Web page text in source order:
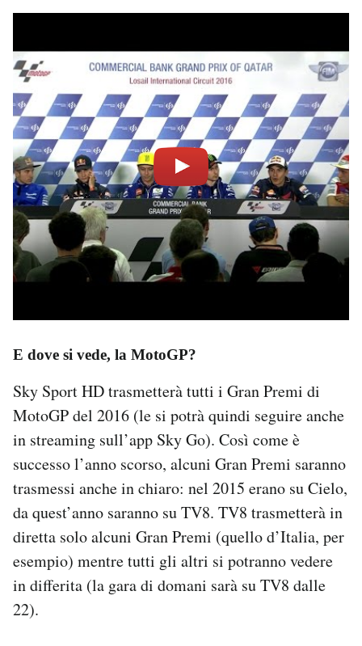
E dove si vede, la MotoGP?
Sky Sport HD trasmetterà tutti i Gran Premi di
MotoGP del 2016 (le si potrà quindi seguire anche
in streaming sull’app Sky Go). Così come è
successo l’anno scorso, alcuni Gran Premi saranno
trasmessi anche in chiaro: nel 2015 erano su Cielo,
da quest’anno saranno su TV8. TV8 trasmetterà in
diretta solo alcuni Gran Premi (quello d’Italia, per
esempio) mentre tutti gli altri si potranno vedere
in differita (la gara di domani sarà su TV8 dalle
22).